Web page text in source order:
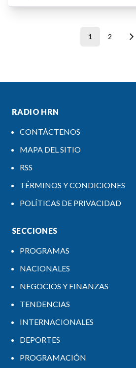
1 2
RADIO HRN
CONTÁCTENOS
MAPA DEL SITIO
RSS
TÉRMINOS Y CONDICIONES
POLÍTICAS DE PRIVACIDAD
SECCIONES
PROGRAMAS
NACIONALES
NEGOCIOS Y FINANZAS
TENDENCIAS
INTERNACIONALES
DEPORTES
PROGRAMACIÓN